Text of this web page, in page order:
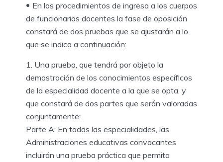
En los procedimientos de ingreso a los cuerpos
de funcionarios docentes la fase de oposición
constará de dos pruebas que se ajustarán a lo
que se indica a continuación:
Una prueba, que tendrá por objeto la
demostración de los conocimientos específicos
de la especialidad docente a la que se opta, y
que constará de dos partes que serán valoradas
conjuntamente:
Parte A: En todas las especialidades, las
Administraciones educativas convocantes
incluirán una prueba práctica que permita